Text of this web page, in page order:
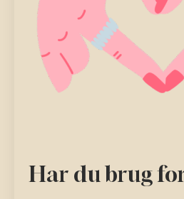
Har du brug